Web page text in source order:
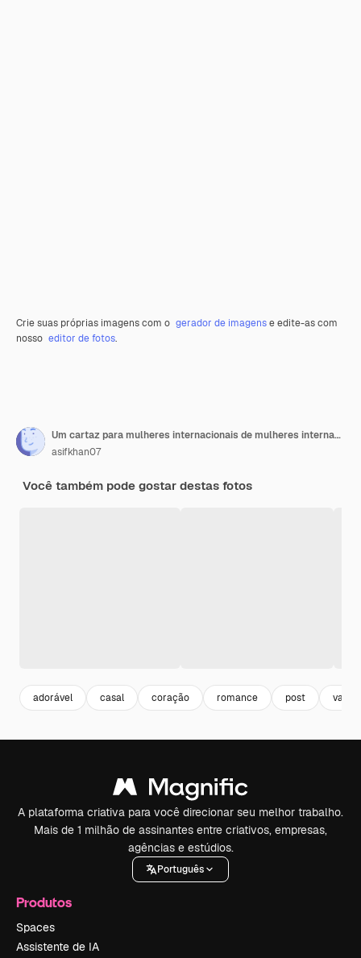
Crie suas próprias imagens com o gerador de imagense edite-as com
nosso editor de fotos.
Um cartaz para mulheres internacionais de mulheres internacionais
asifkhan07
Você também pode gostar destas fotos
adorável casal coração romance post
A plataforma criativa para você direcionar seu melhor trabalho.
Mais de 1 milhão de assinantes entre criativos, empresas,
agências e estúdios.
Português
Produtos
Spaces
Assistente de IA